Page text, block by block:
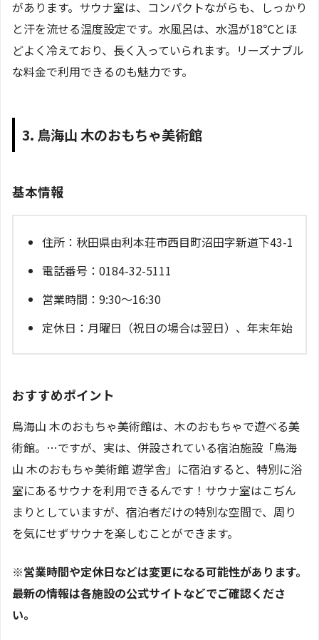
があります。サウナ室は、コンパクトながらも、しっかり
と汗を流せる温度設定です。水風呂は、水温が18℃とほ
どよく冷えており、長く入っていられます。リーズナブル
な料金で利用できるのも魅力です。
3. 鳥海山 木のおもちゃ美術館
基本情報
住所：秋田県由利本荘市西目町沼田字新道下43-1
電話番号：0184-32-5111
営業時間：9:30～16:30
定休日：月曜日（祝日の場合は翌日）、年末年始
おすすめポイント
鳥海山 木のおもちゃ美術館は、木のおもちゃで遊べる美
術館。…ですが、実は、併設されている宿泊施設「鳥海
山 木のおもちゃ美術館 遊学舎」に宿泊すると、特別に浴
室にあるサウナを利用できるんです！サウナ室はこぢん
まりとしていますが、宿泊者だけの特別な空間で、周り
を気にせずサウナを楽しむことができます。
※営業時間や定休日などは変更になる可能性があります。
最新の情報は各施設の公式サイトなどでご確認くださ
い。